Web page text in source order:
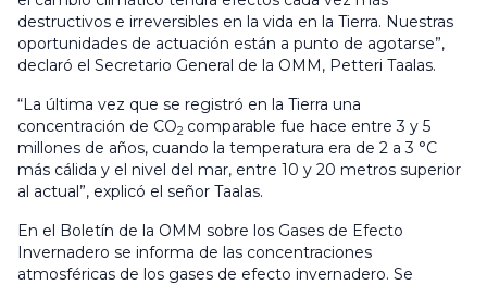
destructivos e irreversibles en la vida en la Tierra. Nuestras
oportunidades de actuación están a punto de agotarse”,
declaró el Secretario General de la OMM, Petteri Taalas.
“La última vez que se registró en la Tierra una
concentración de CO2 comparable fue hace entre 3 y 5
millones de años, cuando la temperatura era de 2 a 3 °C
más cálida y el nivel del mar, entre 10 y 20 metros superior
al actual”, explicó el señor Taalas.
En el Boletín de la OMM sobre los Gases de Efecto
Invernadero se informa de las concentraciones
atmosféricas de los gases de efecto invernadero. Se